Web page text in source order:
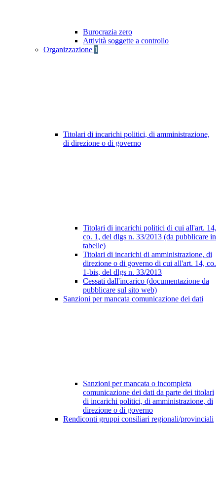
Burocrazia zero
Attività soggette a controllo
Organizzazione 1
Titolari di incarichi politici, di amministrazione,
di direzione o di governo
Titolari di incarichi politici di cui all'art. 14,
co. 1, del dlgs n. 33/2013 (da pubblicare in
tabelle)
Titolari di incarichi di amministrazione, di
direzione o di governo di cui all'art. 14, co.
1-bis, del dlgs n. 33/2013
Cessati dall'incarico (documentazione da
pubblicare sul sito web)
Sanzioni per mancata comunicazione dei dati
Sanzioni per mancata o incompleta
comunicazione dei dati da parte dei titolari
di incarichi politici, di amministrazione, di
direzione o di governo
Rendiconti gruppi consiliari regionali/provinciali